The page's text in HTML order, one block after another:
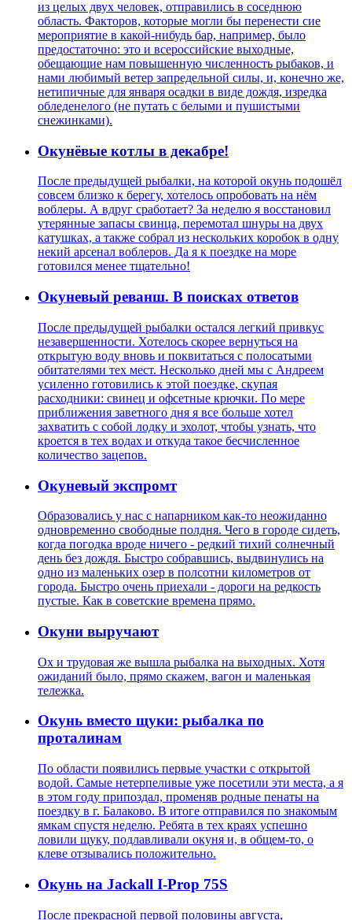
из целых двух человек, отправились в соседнюю
область. Факторов, которые могли бы перенести сие
мероприятие в какой-нибудь бар, например, было
предостаточно: это и всероссийские выходные,
обещающие нам повышенную численность рыбаков, и
нами любимый ветер запредельной силы, и, конечно же,
нетипичные для января осадки в виде дождя, изредка
обледенелого (не путать с белыми и пушистыми
снежинками).
Окунёвые котлы в декабре!
После предыдущей рыбалки, на которой окунь подошёл
совсем близко к берегу, хотелось опробовать на нём
воблеры. А вдруг сработает? За неделю я восстановил
утерянные запасы свинца, перемотал шнуры на двух
катушках, а также собрал из нескольких коробок в одну
некий арсенал воблеров. Да я к поездке на море
готовился менее тщательно!
Окуневый реванш. В поисках ответов
После предыдущей рыбалки остался легкий привкус
незавершенности. Хотелось скорее вернуться на
открытую воду вновь и поквитаться с полосатыми
обитателями тех мест. Несколько дней мы с Андреем
усиленно готовились к этой поездке, скупая
расходники: свинец и офсетные крючки. По мере
приближения заветного дня я все больше хотел
захватить с собой лодку и эхолот, чтобы узнать, что
кроется в тех водах и откуда такое бесчисленное
количество зацепов.
Окуневый экспромт
Образовались у нас с напарником как-то неожиданно
одновременно свободные полдня. Чего в городе сидеть,
когда погодка вроде ничего - редкий тихий солнечный
день без дождя. Быстро собравшись, выдвинулись на
одно из маленьких озер в полсотни километров от
города. Быстро очень приехали - дороги на редкость
пустые. Как в советские времена прямо.
Окуни выручают
Ох и трудовая же вышла рыбалка на выходных. Хотя
ожиданий было, прямо скажем, вагон и маленькая
тележка.
Окунь вместо щуки: рыбалка по
проталинам
По области появились первые участки с открытой
водой. Самые нетерпеливые уже посетили эти места, а я
в этом году припоздал, променяв родные пенаты на
поездку в г. Балаково. В итоге отправился по знакомым
ямкам спустя неделю. Ребята в тех краях успешно
ловили щуку, подлавливали окуня и, в общем-то, о
клеве отзывались положительно.
Окунь на Jackall I-Prop 75S
После прекрасной первой половины августа,